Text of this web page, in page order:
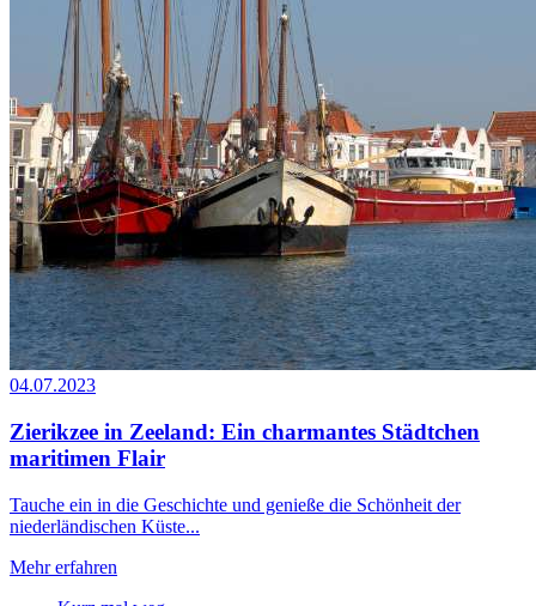
04.07.2023
Zierikzee in Zeeland: Ein charmantes Städtchen
maritimen Flair
Tauche ein in die Geschichte und genieße die Schönheit der
niederländischen Küste...
Mehr erfahren